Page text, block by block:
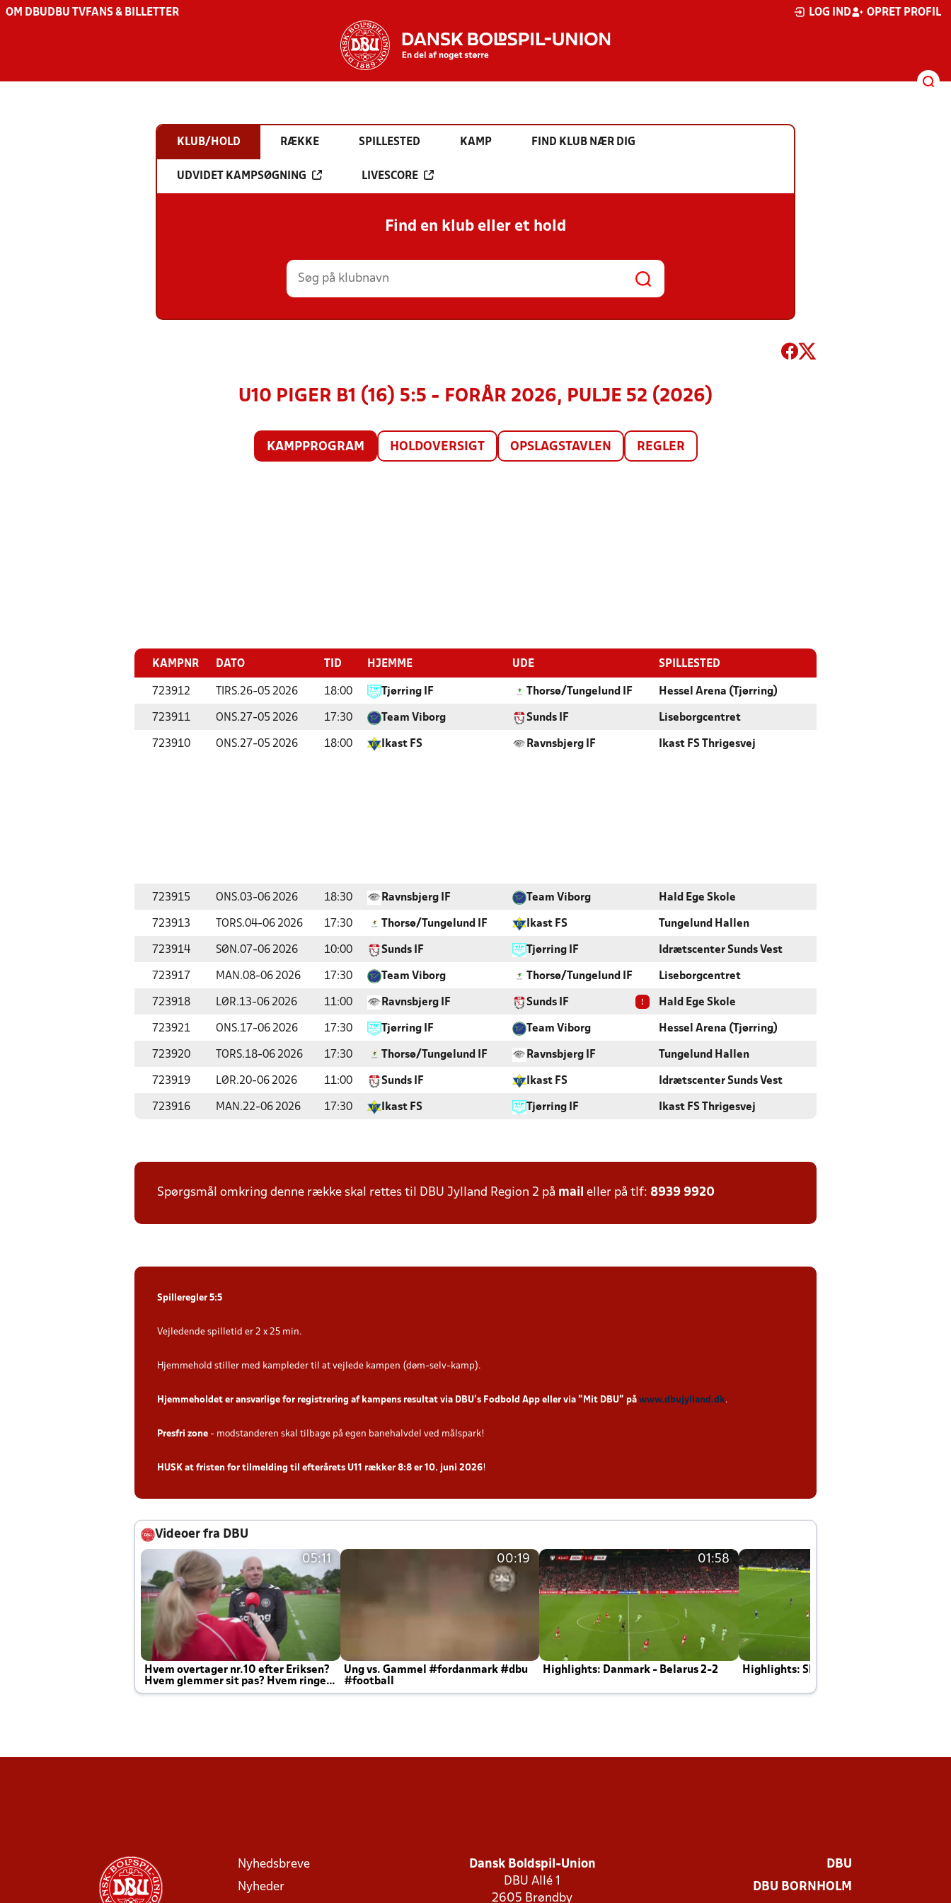
OM DBU DBU TV FANS & BILLETTER LOG IND OPRET PROFIL
KLUB/HOLD RÆKKE SPILLESTED KAMP FIND KLUB NÆR DIG
UDVIDET KAMPSØGNING LIVESCORE
Find en klub eller et hold
U10 PIGER B1 (16) 5:5 - FORÅR 2026, PULJE 52 (2026)
KAMPPROGRAM HOLDOVERSIGT OPSLAGSTAVLEN REGLER
KAMPNR DATO TID HJEMME UDE SPILLESTED
723912 TIRS.26-05 2026 18:00 Tjørring IF Thorsø/Tungelund IF Hessel Arena (Tjørring)
723911 ONS.27-05 2026 17:30 Team Viborg Sunds IF Liseborgcentret
723910 ONS.27-05 2026 18:00 Ikast FS Ravnsbjerg IF Ikast FS Thrigesvej
723915 ONS.03-06 2026 18:30 Ravnsbjerg IF Team Viborg Hald Ege Skole
723913 TORS.04-06 2026 17:30 Thorsø/Tungelund IF Ikast FS Tungelund Hallen
723914 SØN.07-06 2026 10:00 Sunds IF Tjørring IF Idrætscenter Sunds Vest
723917 MAN.08-06 2026 17:30 Team Viborg Thorsø/Tungelund IF Liseborgcentret
723918 LØR.13-06 2026 11:00 Ravnsbjerg IF Sunds IF ! Hald Ege Skole
723921 ONS.17-06 2026 17:30 Tjørring IF Team Viborg Hessel Arena (Tjørring)
723920 TORS.18-06 2026 17:30 Thorsø/Tungelund IF Ravnsbjerg IF Tungelund Hallen
723919 LØR.20-06 2026 11:00 Sunds IF Ikast FS Idrætscenter Sunds Vest
723916 MAN.22-06 2026 17:30 Ikast FS Tjørring IF Ikast FS Thrigesvej
Spørgsmål omkring denne række skal rettes til DBU Jylland Region 2 på mail eller på tlf: 8939 9920
Spilleregler 5:5
Vejledende spilletid er 2 x 25 min.
Hjemmehold stiller med kampleder til at vejlede kampen (døm-selv-kamp).
Hjemmeholdet er ansvarlige for registrering af kampens resultat via DBU’s Fodbold App eller via ”Mit DBU” på www.dbujylland.dk.
Presfri zone - modstanderen skal tilbage på egen banehalvdel ved målspark!
HUSK at fristen for tilmelding til efterårets U11 rækker 8:8 er 10. juni 2026!
Videoer fra DBU
05:11
Hvem overtager nr.10 efter Eriksen?
Hvem glemmer sit pas? Hvem ringer
Joachim altid til efter kampe?
00:19
Ung vs. Gammel #fordanmark #dbu
#football
01:58
Highlights: Danmark - Belarus 2-2 Highlights: Skotland - Danmark 4-2
Nyhedsbreve
Nyheder
Dansk Boldspil-Union
DBU Allé 1
2605 Brøndby
DBU
DBU BORNHOLM